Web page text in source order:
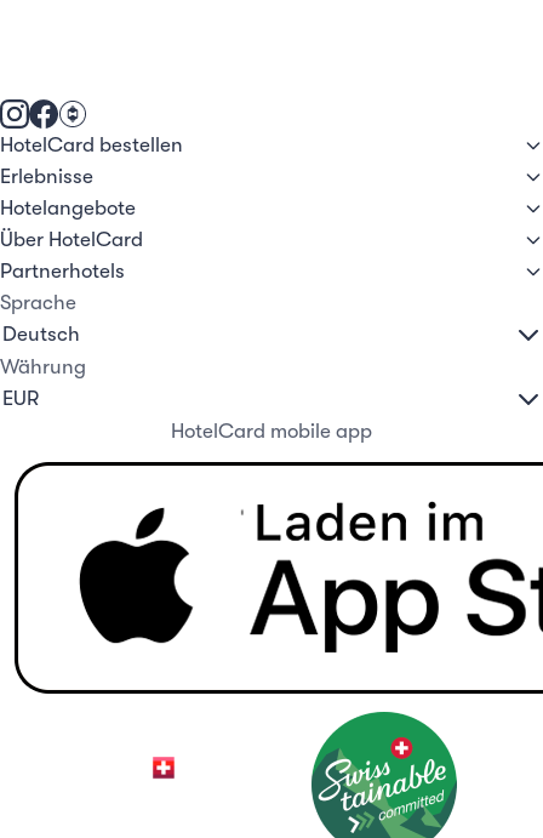
HotelCard bestellen
Erlebnisse
Hotelangebote
Über HotelCard
Partnerhotels
Sprache
Währung
HotelCard mobile app